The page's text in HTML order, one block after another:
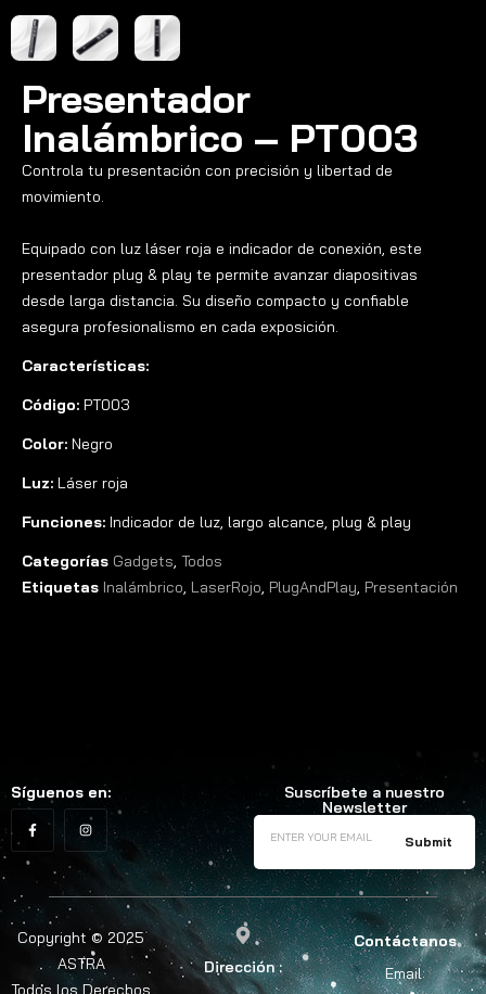
Presentador
Inalámbrico – PT003
Controla tu presentación con precisión y libertad de
movimiento.
Equipado con luz láser roja e indicador de conexión, este
presentador plug & play te permite avanzar diapositivas
desde larga distancia. Su diseño compacto y confiable
asegura profesionalismo en cada exposición.
Características:
Código: PT003
Color: Negro
Luz: Láser roja
Funciones: Indicador de luz, largo alcance, plug & play
Categorías Gadgets, Todos
Etiquetas Inalámbrico, LaserRojo, PlugAndPlay, Presentación
Síguenos en: Suscríbete a nuestro
Newsletter
Copyright © 2025
ASTRA
Todos los Derechos
Dirección :
Contáctanos
Email: